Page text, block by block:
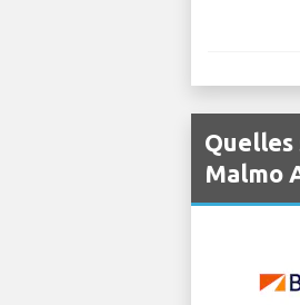
Malmo